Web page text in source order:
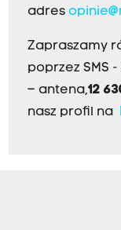
adres
Zapraszamy
poprzez SMS -
– antena,12
nasz profil na